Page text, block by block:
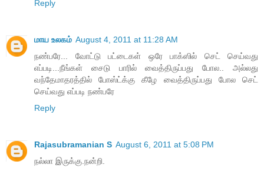
Reply
மாய உலகம் August 4, 2011 at 11:28 AM
நண்பரே... வோட்டு பட்டைகள் ஒரே பாக்ஸில் செட் செய்வது
எப்படி...நீங்கள் சைடு பாரில் வைத்திருப்பது போல.. அல்லது
வந்தேமாதரத்தில் போஸ்ட்க்கு கீழே வைத்திருப்பது போல செட்
செய்வது எப்படி நண்பரே
Reply
Rajasubramanian S August 6, 2011 at 5:08 PM
நல்லா இருக்கு.நன்றி.